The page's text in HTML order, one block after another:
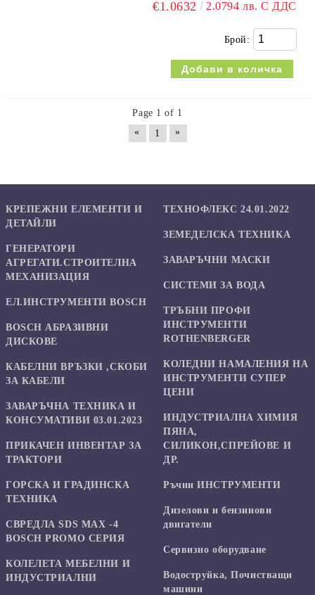
€1.0632 2.0794 лв. С ДДС
Брой:
Page 1 of 1
«
1 »
КРЕПЕЖНИ ЕЛЕМЕНТИ И
ДЕТАЙЛИ
ГЕНЕРАТОРИ
АГРЕГАТИ.СТРОИТЕЛНА
МЕХАНИЗАЦИЯ
ЕЛ.ИНСТРУМЕНТИ BOSCH
BOSCH АБРАЗИВНИ
ДИСКОВЕ
КАБЕЛНИ ВРЪЗКИ ,СКОБИ
ЗА КАБЕЛИ
ЗАВАРЪЧНА ТЕХНИКА И
КОНСУМАТИВИ 03.01.2023
ПРИКАЧЕН ИНВЕНТАР ЗА
ТРАКТОРИ
ГОРСКА И ГРАДИНСКА
ТЕХНИКА
СВРЕДЛА SDS MAX -4
BOSCH PROMO СЕРИЯ
КОЛЕЛЕТА МЕБЕЛНИ И
ИНДУСТРИАЛНИ
ТЕХНОФЛЕКС 24.01.2022
ЗЕМЕДЕЛСКА ТЕХНИКА
ЗАВАРЪЧНИ МАСКИ
СИСТЕМИ ЗА ВОДА
ТРЪБНИ ПРОФИ
ИНСТРУМЕНТИ
ROTHENBERGER
КОЛЕДНИ НАМАЛЕНИЯ НА
ИНСТРУМЕНТИ СУПЕР
ЦЕНИ
ИНДУСТРИАЛНА ХИМИЯ
ПЯНА,
СИЛИКОН,СПРЕЙОВЕ И
ДР.
Ръчни ИНСТРУМЕНТИ
Дизелови и бензинови
двигатели
Сервизно оборудване
Водоструйка, Почистващи
машини